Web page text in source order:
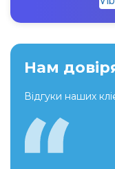
Нам
Відгуки наших